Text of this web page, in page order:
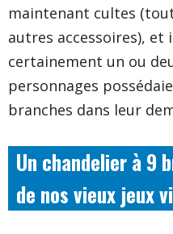
maintenant cultes
autres accessoires),
certainement un ou
personnages
branches dans leur
Un chandelier à 9
de nos vieux jeux